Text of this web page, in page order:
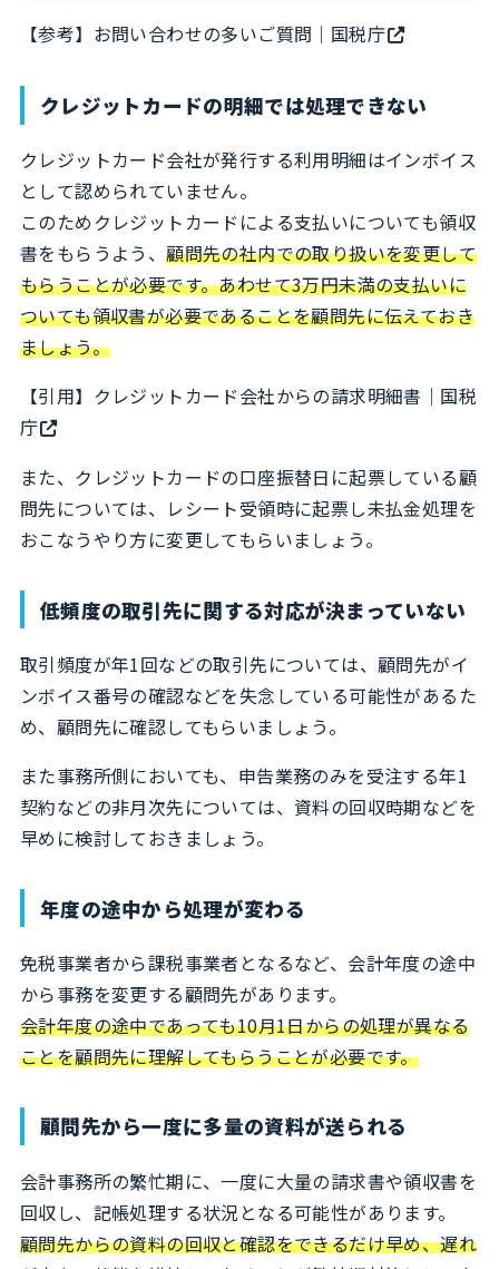
【参考】 お問い合わせの多いご質問｜国税庁
クレジットカードの明細では処理できない
クレジットカード会社が発行する利用明細はインボイス
として認められていません。
このためクレジットカードによる支払いについても領収
書をもらうよう、顧問先の社内での取り扱いを変更して
もらうことが必要です。あわせて3万円未満の支払いに
ついても領収書が必要であることを顧問先に伝えておき
ましょう。
【引用】 クレジットカード会社からの請求明細書｜国税
庁
また、クレジットカードの口座振替日に起票している顧
問先については、レシート受領時に起票し未払金処理を
おこなうやり方に変更してもらいましょう。
低頻度の取引先に関する対応が決まっていない
取引頻度が年1回などの取引先については、顧問先がイ
ンボイス番号の確認などを失念している可能性があるた
め、顧問先に確認してもらいましょう。
また事務所側においても、申告業務のみを受注する年1
契約などの非月次先については、資料の回収時期などを
早めに検討しておきましょう。
年度の途中から処理が変わる
免税事業者から課税事業者となるなど、会計年度の途中
から事務を変更する顧問先があります。
会計年度の途中であっても10月1日からの処理が異なる
ことを顧問先に理解してもらうことが必要です。
顧問先から一度に多量の資料が送られる
会計事務所の繁忙期に、一度に大量の請求書や領収書を
回収し、記帳処理する状況となる可能性があります。
顧問先からの資料の回収と確認をできるだけ早め、遅れ